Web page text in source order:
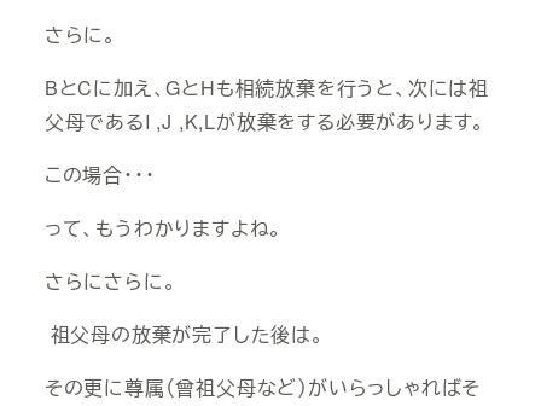
さらに。
BとCに加え、GとHも相続放棄を行うと、次には祖
父母であるI ,J ,K,Lが放棄をする必要があります。
この場合・・・
って、もうわかりますよね。
さらにさらに。
祖父母の放棄が完了した後は。
その更に尊属（曾祖父母など）がいらっしゃればそ